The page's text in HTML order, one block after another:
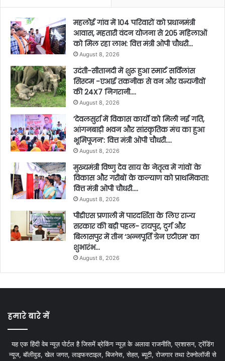
महलोई गांव में 104 परिवारों को प्रधानमंत्री
आवास, महतारी वंदन योजना से 205 महिलाओं
को मिल रहा लाभ: वित्त मंत्री ओपी चौधरी…
August 8, 2026
उदंती-सीतानदी में शुरू हुआ स्मार्ट सर्विलांस
सिस्टम -एआई तकनीक से वन और वन्यजीवों
की 24X7 निगरानी….
August 8, 2026
’देवलसुर्रा में विकास कार्यों को मिली नई गति,
आंगनबाड़ी भवन और सांस्कृतिक मंच का हुआ
भूमिपूजन’: वित्त मंत्री ओपी चौधरी….
August 8, 2026
मुख्यमंत्री विष्णु देव साय के नेतृत्व में गांवों के
विकास और गरीबों के कल्याण को प्राथमिकता:
वित्त मंत्री ओपी चौधरी….
August 8, 2026
पीडीएस प्रणाली में पारदर्शिता के लिए राज्य
सरकार की बड़ी पहल- रायपुर, दुर्ग और
बिलासपुर में तीन ‘अन्नपूर्ति ग्रेन एटीएम‘ का
शुभारंभ…
August 8, 2026
हमारे बारे में
यह एक हिंदी वेब न्यूज़ पोर्टल है जिसमें ब्रेकिंग न्यूज़ के अलावा राजनीति, प्रशासन, ट्रेंडिंग
न्यूज, बॉलीवुड, खेल जगत, लाइफस्टाइल, बिजनेस, सेहत, ब्यूटी, रोजगार तथा टेक्नोलॉजी से